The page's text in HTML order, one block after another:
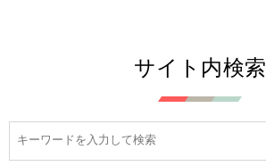
サイト内検索